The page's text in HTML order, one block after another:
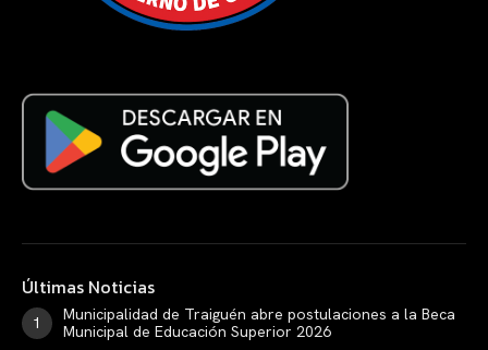
Últimas Noticias
Municipalidad de Traiguén abre postulaciones a la Beca
Municipal de Educación Superior 2026